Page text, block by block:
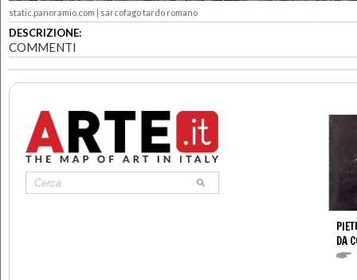
static.panoramio.com | sarcofago tardo romano
DESCRIZIONE:
COMMENTI
DA